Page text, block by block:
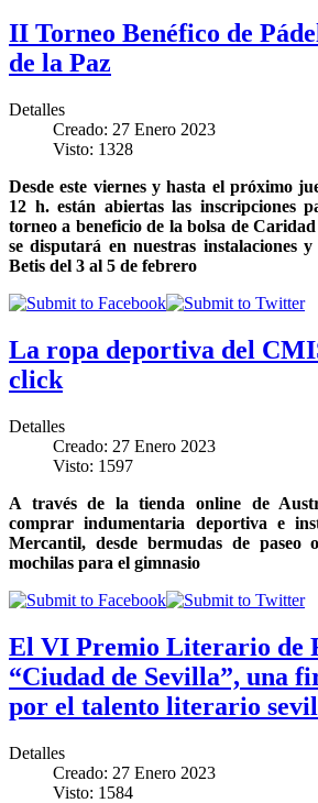
II Torneo Benéfico de
de la Paz
Detalles
Creado: 27 Enero 2023
Visto: 1328
Desde este viernes y hasta el próximo
12 h. están abiertas las inscripciones
torneo a beneficio de la bolsa de
se disputará en nuestras instalaciones
Betis del 3 al 5 de febrero
La ropa deportiva del
click
Detalles
Creado: 27 Enero 2023
Visto: 1597
A través de la tienda online de
comprar indumentaria deportiva e
Mercantil, desde bermudas de paseo
mochilas para el gimnasio
El VI Premio Literario de
“Ciudad de Sevilla”, una
por el talento literario
Detalles
Creado: 27 Enero 2023
Visto: 1584